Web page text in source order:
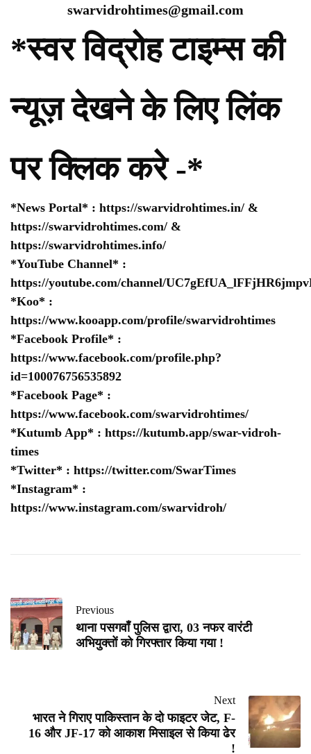
swarvidrohtimes@gmail.com
*स्वर विद्रोह टाइम्स की
न्यूज़ देखने के लिए लिंक
पर क्लिक करे -*
*News Portal* : https://swarvidrohtimes.in/ &
https://swarvidrohtimes.com/ &
https://swarvidrohtimes.info/
*YouTube Channel* :
https://youtube.com/channel/
*Koo* :
https://www.kooapp.com/profile/swarvidrohtimes
*Facebook Profile* :
https://www.facebook.com/profile.php?
id=100076756535892
*Facebook Page* :
https://www.facebook.com/swarvidrohtimes/
*Kutumb App* : https://kutumb.app/swar-vidroh-
times
*Twitter* : https://twitter.com/SwarTimes
*Instagram* :
https://www.instagram.com/swarvidroh/
Previous
थाना पसगवाँ पुलिस द्वारा, 03 नफर वारंटी
अभियुक्तों को गिरफ्तार किया गया !
Next
भारत ने गिराए पाकिस्तान के दो फाइटर जेट, F-
16 और JF-17 को आकाश मिसाइल से किया ढेर
!